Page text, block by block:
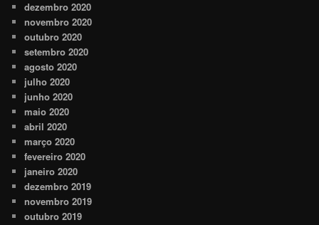
dezembro 2020
novembro 2020
outubro 2020
setembro 2020
agosto 2020
julho 2020
junho 2020
maio 2020
abril 2020
março 2020
fevereiro 2020
janeiro 2020
dezembro 2019
novembro 2019
outubro 2019